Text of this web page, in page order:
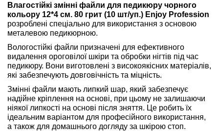
Влагостійкі змінні файли для педикюру чорного
кольору 12*4 см. 80 грит (10 шт/уп.) Enjoy Profession
розроблені спеціально для використання з основою
металевою педикюрною.
Вологостійкі файли призначені для ефективного
видалення ороговілої шкіри та обробки нігтів під час
педикюру. Вони виготовлені з високоякісних матеріалів,
які забезпечують довговічність та міцність.
Змінні файли мають липкий шар, який забезпечує
надійне кріплення на основі, при цьому не залишаючи
ніякої липкості на основі після зняття. Це робить їх
ідеальним варіантом для професійного використання,
а також для домашнього догляду за шкірою стоп.